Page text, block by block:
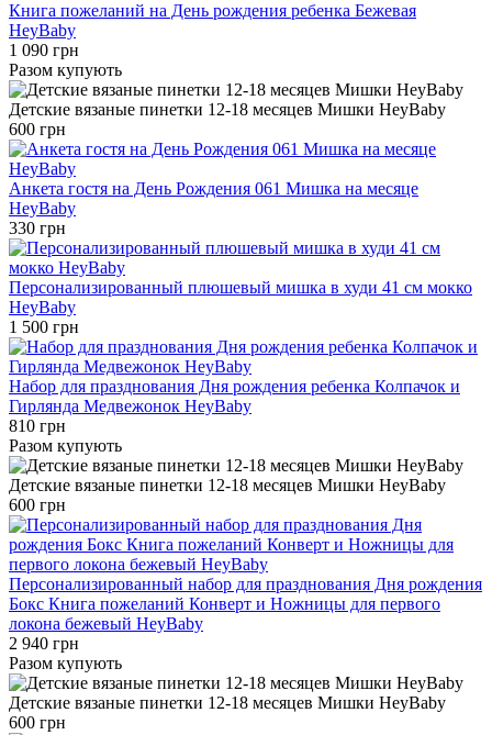
Книга пожеланий на День рождения ребенка Бежевая
HeyBaby
1 090 грн
Разом купують
Детские вязаные пинетки 12-18 месяцев Мишки HeyBaby
600 грн
Анкета гостя на День Рождения 061 Мишка на месяце
HeyBaby
330 грн
Персонализированный плюшевый мишка в худи 41 см мокко
HeyBaby
1 500 грн
Набор для празднования Дня рождения ребенка Колпачок и
Гирлянда Медвежонок HeyBaby
810 грн
Разом купують
Детские вязаные пинетки 12-18 месяцев Мишки HeyBaby
600 грн
Персонализированный набор для празднования Дня рождения
Бокс Книга пожеланий Конверт и Ножницы для первого
локона бежевый HeyBaby
2 940 грн
Разом купують
Детские вязаные пинетки 12-18 месяцев Мишки HeyBaby
600 грн